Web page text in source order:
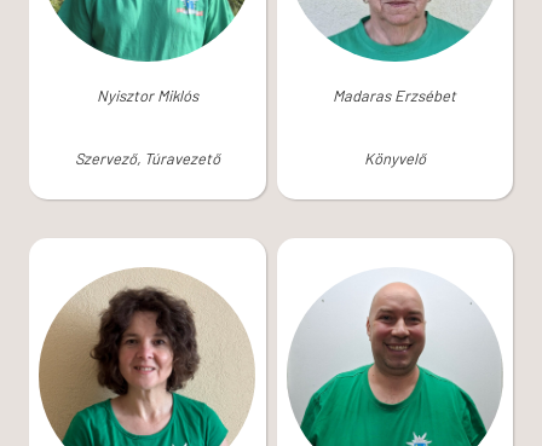
Nyisztor Miklós
Szervező, Túravezető
Madaras Erzsébet
Könyvelő